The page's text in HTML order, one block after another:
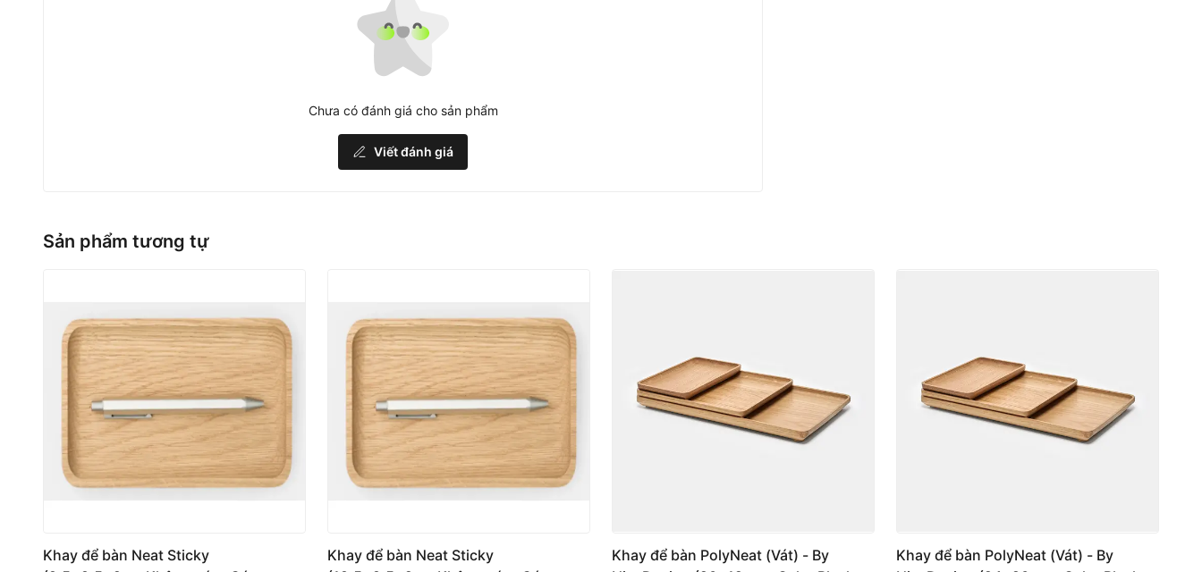
Chưa có đánh giá cho sản phẩm
Viết đánh giá
Sản phẩm tương tự
Khay để bàn Neat Sticky
Khay để bàn Neat Sticky
Khay để bàn PolyNeat (Vát) - By
Khay để bàn PolyNeat (Vát) - By